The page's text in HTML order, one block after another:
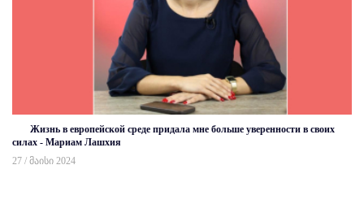
Жизнь в европейской среде придала мне больше уверенности в своих
силах - Мариам Лашхия
27 / მაისი 2024